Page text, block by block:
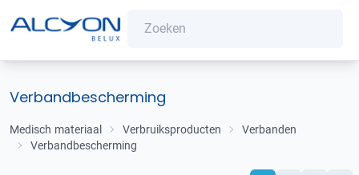
Verbandbescherming
Medisch materiaal Verbruiksproducten
Verbanden
Verbandbescherming